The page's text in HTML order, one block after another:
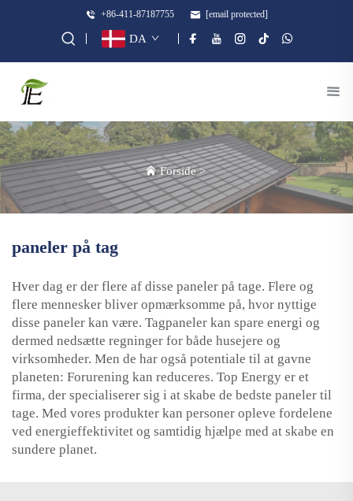
+86-411-87187755 [email protected]
DA
Forside>
paneler på tag
Hver dag er der flere af disse paneler på tage. Flere og
flere mennesker bliver opmærksomme på, hvor nyttige
disse paneler kan være. Tagpaneler kan spare energi og
dermed nedsætte regninger for både husejere og
virksomheder. Men de har også potentiale til at gavne
planeten: Forurening kan reduceres. Top Energy er et
firma, der specialiserer sig i at skabe de bedste paneler til
tage. Med vores produkter kan personer opleve fordelene
ved energieffektivitet og samtidig hjælpe med at skabe en
sundere planet.